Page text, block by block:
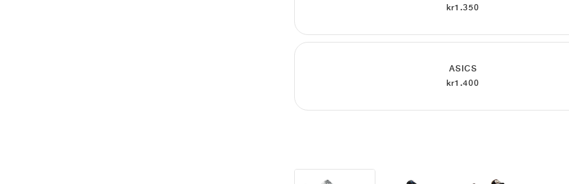
kr1.350
ASICS
kr1.400